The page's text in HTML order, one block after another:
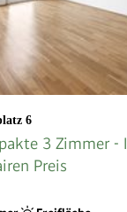
6
3 Zimmer -
Preis